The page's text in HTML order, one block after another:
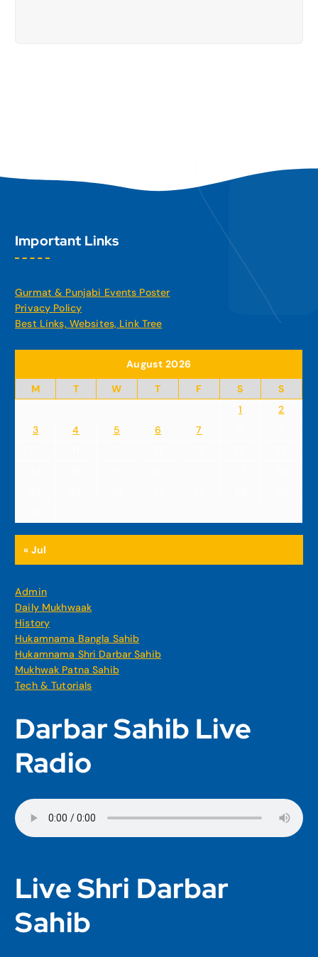
Important Links
Gurmat & Punjabi Events Poster
Privacy Policy
Best Links, Websites, Link Tree
August 2026
M
T W T F S
S
1
2
3
4 5 6 7
« Jul
Admin
Daily Mukhwaak
History
Hukamnama Bangla Sahib
Hukamnama Shri Darbar Sahib
Mukhwak Patna Sahib
Tech & Tutorials
Darbar Sahib Live
Radio
Live Shri Darbar
Sahib